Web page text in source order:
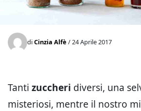
diCinzia Alfè / 24 Aprile 2017
Tanti zuccheri diversi, una
misteriosi, mentre il nostro